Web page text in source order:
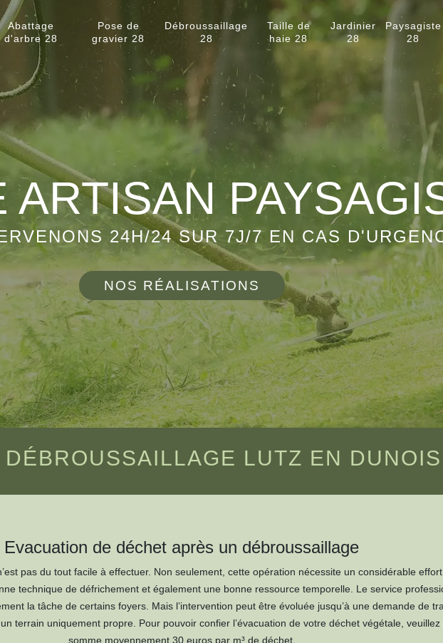
Abattage
d'arbre 28
Pose de
gravier 28
Débroussaillage
28
Taille de
haie 28
Jardinier
28
Paysagiste
28
ARTISAN
24H/24 SUR 7J/7 EN CAS
NOS RÉALISATIONS
LUTZ EN
Evacuation de déchet après un débroussaillage
pas du tout facile à effectuer. Non seulement, cette opération nécessite un considérable
technique de défrichement et également une bonne ressource temporelle. Le service
la tâche de certains foyers. Mais l’intervention peut être évoluée jusqu’à une demande de
terrain uniquement propre. Pour pouvoir confier l’évacuation de votre déchet végétale,
somme moyennement 30 euros par m³ de déchet.